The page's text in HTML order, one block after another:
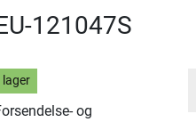
121047S
lager
og